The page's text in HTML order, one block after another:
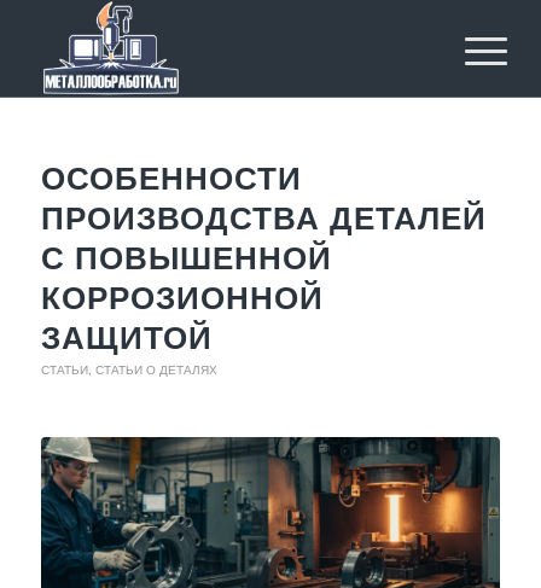
ОСОБЕННОСТИ
ПРОИЗВОДСТВА ДЕТАЛЕЙ
С ПОВЫШЕННОЙ
КОРРОЗИОННОЙ
ЗАЩИТОЙ
СТАТЬИ, СТАТЬИ О ДЕТАЛЯХ